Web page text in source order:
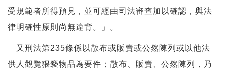
受規範者所得預見，並可經由司法審查加以確認，與法
律明確性原則尚無違背。」。
又刑法第235條係以散布或販賣或公然陳列或以他法
供人觀覽猥褻物品為要件；散布、販賣、公然陳列，乃